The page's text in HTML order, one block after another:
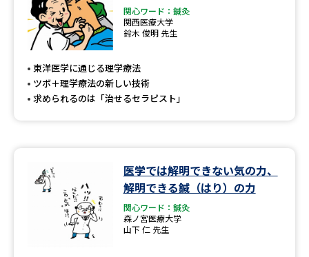
関心ワード：鍼灸
関西医療大学
鈴木 俊明 先生
東洋医学に通じる理学療法
ツボ＋理学療法の新しい技術
求められるのは「治せるセラピスト」
医学では解明できない気の力、
解明できる鍼（はり）の力
関心ワード：鍼灸
森ノ宮医療大学
山下 仁 先生